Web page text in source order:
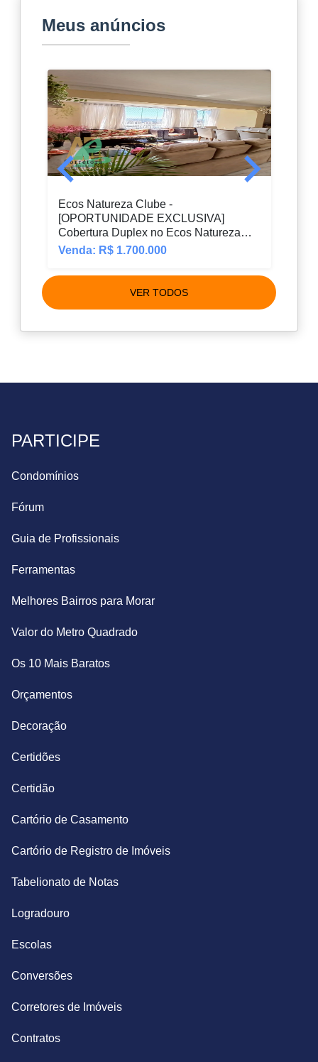
Meus anúncios
Ecos Natureza Clube -
[OPORTUNIDADE EXCLUSIVA]
Cobertura Duplex no Ecos Natureza
Clube!
Venda: R$ 1.700.000
VER TODOS
PARTICIPE
Condomínios
Fórum
Guia de Profissionais
Ferramentas
Melhores Bairros para Morar
Valor do Metro Quadrado
Os 10 Mais Baratos
Orçamentos
Decoração
Certidões
Certidão
Cartório de Casamento
Cartório de Registro de Imóveis
Tabelionato de Notas
Logradouro
Escolas
Conversões
Corretores de Imóveis
Contratos